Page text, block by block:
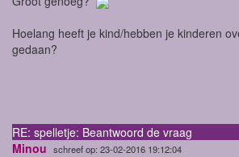
Hoelang heeft je kind/hebben je kinderen
gedaan?
RE: spelletje: Beantwoord de vraag
Minou schreef op: 23-02-2016 19:12:04